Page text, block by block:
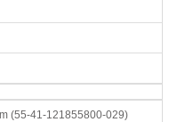
(55-41-121855800-029)